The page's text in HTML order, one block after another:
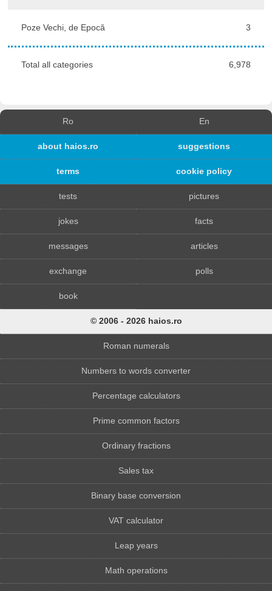
Poze Vechi, de Epocă 3
Total all categories 6,978
Ro En
about haios.ro suggestions
terms cookie policy
tests pictures
jokes facts
messages articles
exchange polls
book
© 2006 - 2026 haios.ro
Roman numerals
Numbers to words converter
Percentage calculators
Prime common factors
Ordinary fractions
Sales tax
Binary base conversion
VAT calculator
Leap years
Math operations